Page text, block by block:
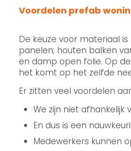
Voordelen prefab
De keuze voor materiaal
panelen; houten balken
en damp open folie. Op
het komt op het zelfde
Er zitten veel voordelen
We zijn niet afhankelijk
En dus is een
Medewerkers kunnen